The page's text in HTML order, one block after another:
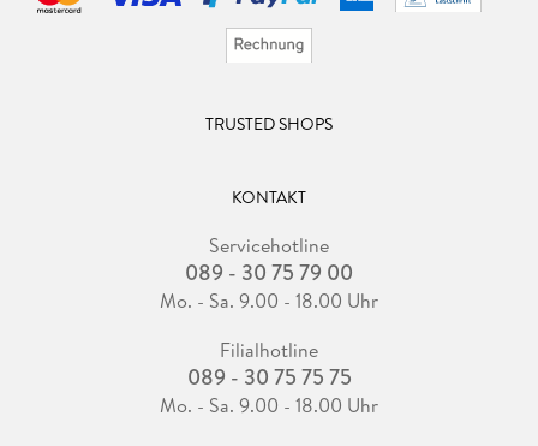
TRUSTED SHOPS
KONTAKT
Servicehotline
089 - 30 75 79 00
Mo. - Sa. 9.00 - 18.00 Uhr
Filialhotline
089 - 30 75 75 75
Mo. - Sa. 9.00 - 18.00 Uhr